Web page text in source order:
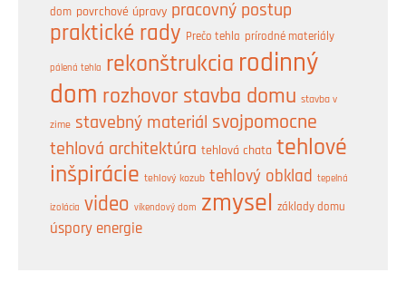
dom povrchové úpravy pracovný postup
praktické rady Prečo tehla prírodné materiály
pálená tehla rekonštrukcia rodinný
dom rozhovor stavba domu stavba v
zime stavebný materiál svojpomocne
tehlová architektúra tehlová chata tehlové
inšpirácie tehlový kozub tehlový obklad tepelná
izolácia video víkendový dom zmysel základy domu
úspory energie